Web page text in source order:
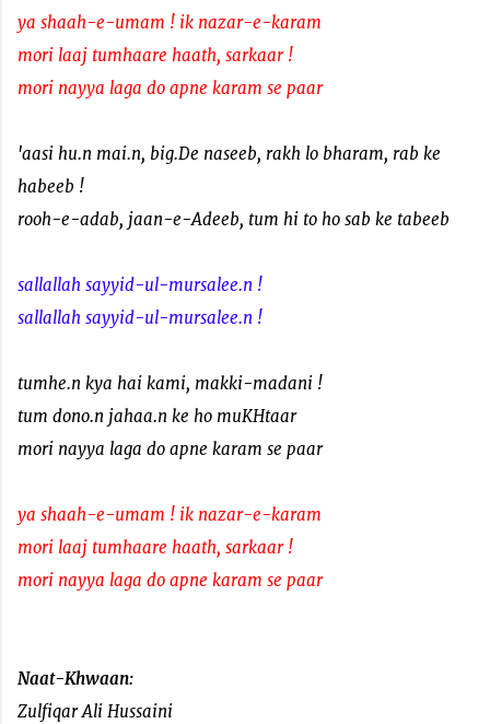
ya shaah-e-umam ! ik nazar-e-karam
mori laaj tumhaare haath, sarkaar !
mori nayya laga do apne karam se paar
'aasi hu.n mai.n, big.De naseeb, rakh lo bharam, rab ke
habeeb !
rooh-e-adab, jaan-e-Adeeb, tum hi to ho sab ke tabeeb
sallallah sayyid-ul-mursalee.n !
sallallah sayyid-ul-mursalee.n !
tumhe.n kya hai kami, makki-madani !
tum dono.n jahaa.n ke ho muKHtaar
mori nayya laga do apne karam se paar
ya shaah-e-umam ! ik nazar-e-karam
mori laaj tumhaare haath, sarkaar !
mori nayya laga do apne karam se paar
Naat-Khwaan:
Zulfiqar Ali Hussaini